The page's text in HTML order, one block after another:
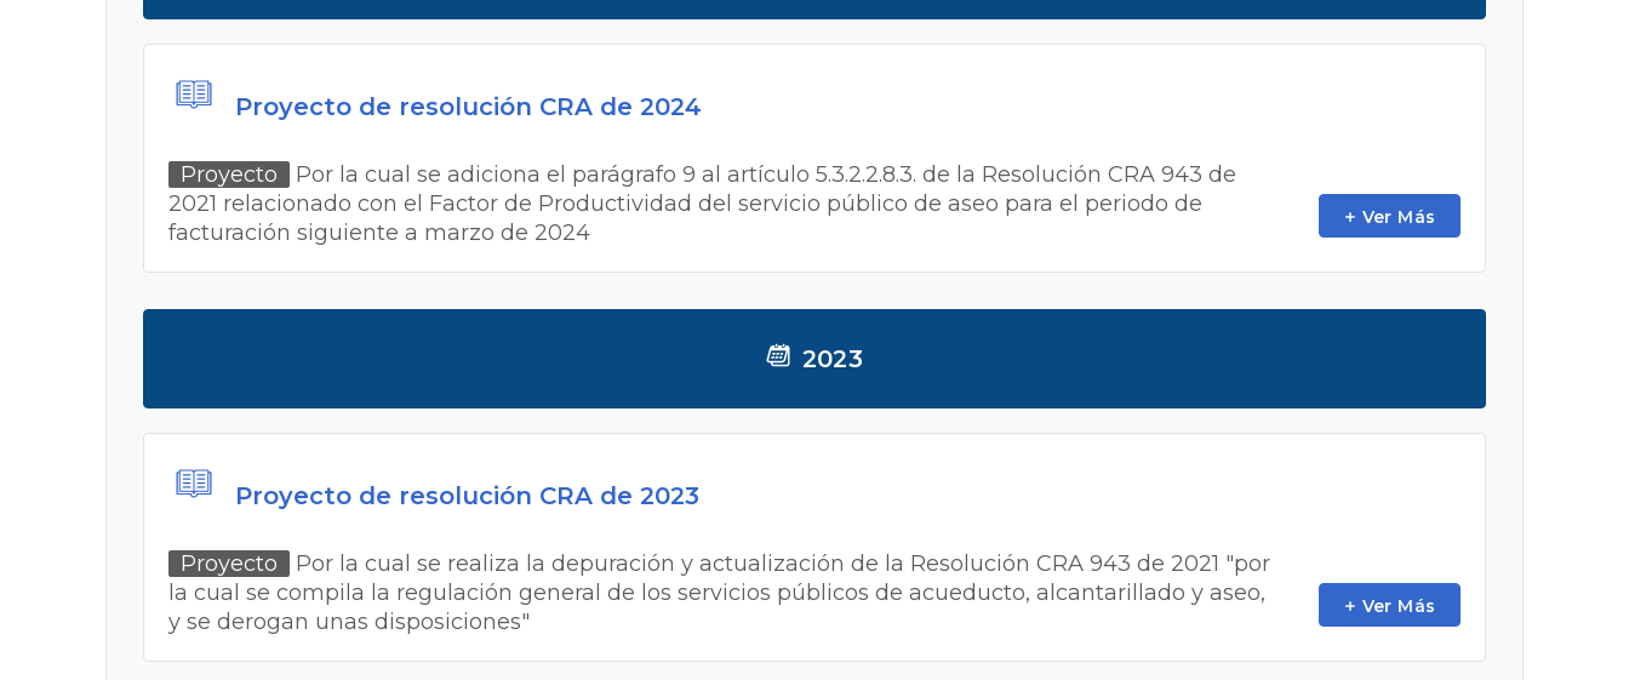
Proyecto de resolución CRA de 2024
Proyecto
Por la cual se adiciona el parágrafo 9 al artículo 5.3.2.2.8.3. de la Resolución CRA 943 de
2021 relacionado con el Factor de Productividad del servicio público de aseo para el periodo de
facturación siguiente a marzo de 2024
Ver Más
2023
Proyecto de resolución CRA de 2023
Proyecto
Por la cual se realiza la depuración y actualización de la Resolución CRA 943 de 2021 "por
la cual se compila la regulación general de los servicios públicos de acueducto, alcantarillado y aseo,
y se derogan unas disposiciones"
Ver Más